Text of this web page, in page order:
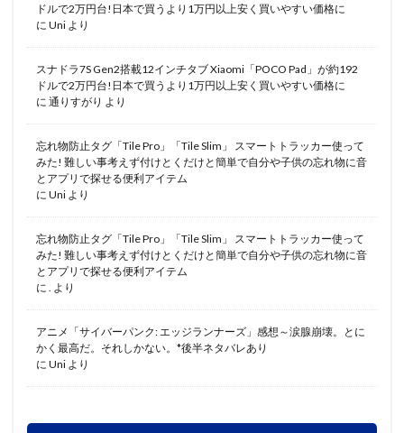
ドルで2万円台!日本で買うより1万円以上安く買いやすい価格に
に Uni より
スナドラ7S Gen2搭載12インチタブ Xiaomi「POCO Pad」が約192
ドルで2万円台!日本で買うより1万円以上安く買いやすい価格に
に 通りすがり より
忘れ物防止タグ「Tile Pro」「Tile Slim」 スマートトラッカー使って
みた! 難しい事考えず付けとくだけと簡単で自分や子供の忘れ物に音
とアプリで探せる便利アイテム
に Uni より
忘れ物防止タグ「Tile Pro」「Tile Slim」 スマートトラッカー使って
みた! 難しい事考えず付けとくだけと簡単で自分や子供の忘れ物に音
とアプリで探せる便利アイテム
に
より
アニメ「サイバーパンク: エッジランナーズ」感想～涙腺崩壊。とに
かく最高だ。それしかない。*後半ネタバレあり
に Uni より